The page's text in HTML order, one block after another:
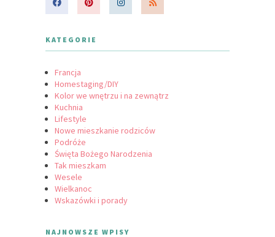
KATEGORIE
Francja
Homestaging/DIY
Kolor we wnętrzu i na zewnątrz
Kuchnia
Lifestyle
Nowe mieszkanie rodziców
Podróże
Święta Bożego Narodzenia
Tak mieszkam
Wesele
Wielkanoc
Wskazówki i porady
NAJNOWSZE WPISY